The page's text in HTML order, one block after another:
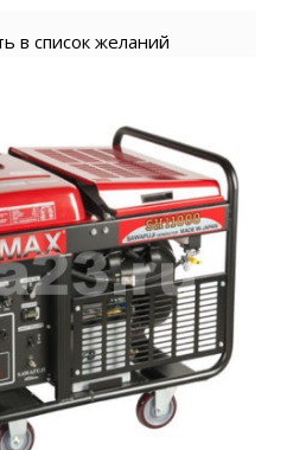
в список желаний